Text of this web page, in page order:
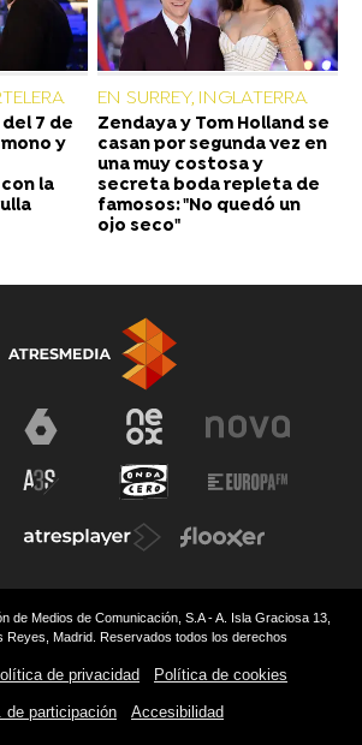
7 de
y
la
EN SURREY, INGLATERRA
Zendaya y Tom Holland se
casan por segunda vez en
una muy costosa y
secreta boda repleta de
famosos: "No quedó un
ojo seco"
de Medios de Comunicación, S.A - A. Isla Graciosa 13,
Reyes, Madrid. Reservados todos los derechos
de privacidad Política de cookies
de participación Accesibilidad